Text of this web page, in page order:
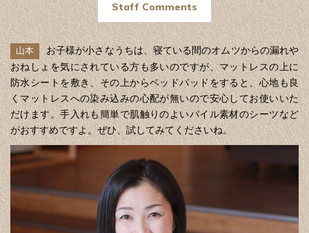
Staff Comments
山本
お子様が小さなうちは、寝ている間のオムツからの漏れや
おねしょを気にされている方も多いのですが、マットレスの上に
防水シートを敷き、その上からベッドパッドをすると、心地も良
くマットレスへの染み込みの心配が無いので安心してお使いいた
だけます。手入れも簡単で肌触りのよいパイル素材のシーツなど
がおすすめですよ。ぜひ、試してみてくださいね。